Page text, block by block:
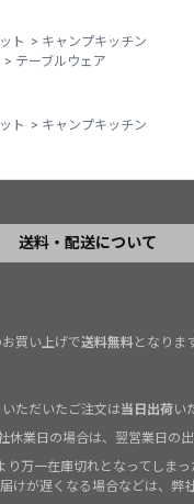
ト > キャンプキッチン
> テーブルウェア
ト > キャンプキッチン
送料・配送について
買い上げで送料無料となりま
ただいたご注文は当日出荷い
休業日の場合は、翌営業日の出
り万一在庫切れとなってしま
けが遅くなる場合などは、弊